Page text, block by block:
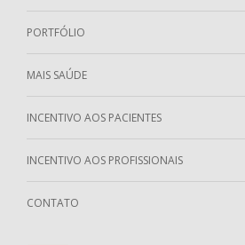
PORTFÓLIO
MAIS SAÚDE
INCENTIVO AOS PACIENTES
INCENTIVO AOS PROFISSIONAIS
CONTATO